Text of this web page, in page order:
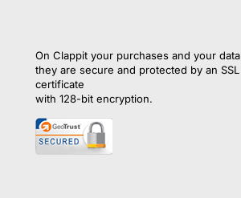
On Clappit your purchases and your data
they are secure and protected by an SSL
certificate
with 128-bit encryption.